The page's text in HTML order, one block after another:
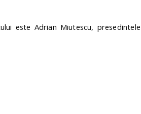
este Adrian Miutescu, presedintele